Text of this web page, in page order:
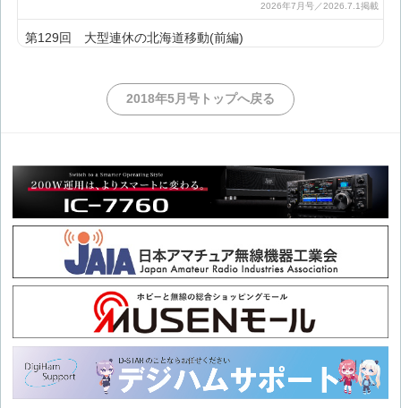
第129回 大型連休の北海道移動(前編)
第128回 鹿児島郡十島村移動
第126回 横浜市・川崎市移動
第125回 年末年始の九州北部移動
第124回 山梨県移動
第123回 徳之島移動(3回目)
第122回 徒歩による東京都大島町移動
2018年5月号トップへ戻る